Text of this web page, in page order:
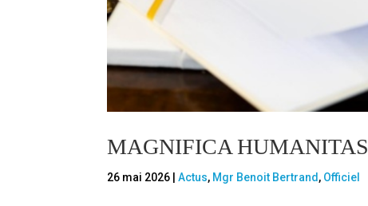
MAGNIFICA HUMANITAS
26 mai 2026 |Actus, Mgr Benoit Bertrand , Officiel